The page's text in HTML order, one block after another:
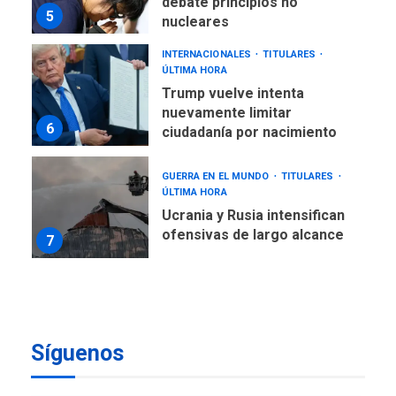
5
nucleares
6
INTERNACIONALES
TITULARES
ÚLTIMA HORA
Trump vuelve intenta
nuevamente limitar
ciudadanía por nacimiento
7
GUERRA EN EL MUNDO
TITULARES
ÚLTIMA HORA
Ucrania y Rusia intensifican
ofensivas de largo alcance
1
Síguenos